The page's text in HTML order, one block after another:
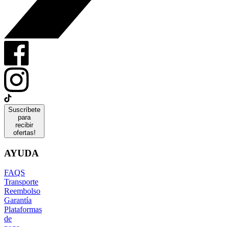
Suscríbete
para
recibir
ofertas!
AYUDA
FAQS
Transporte
Reembolso
Garantía
Plataformas
de